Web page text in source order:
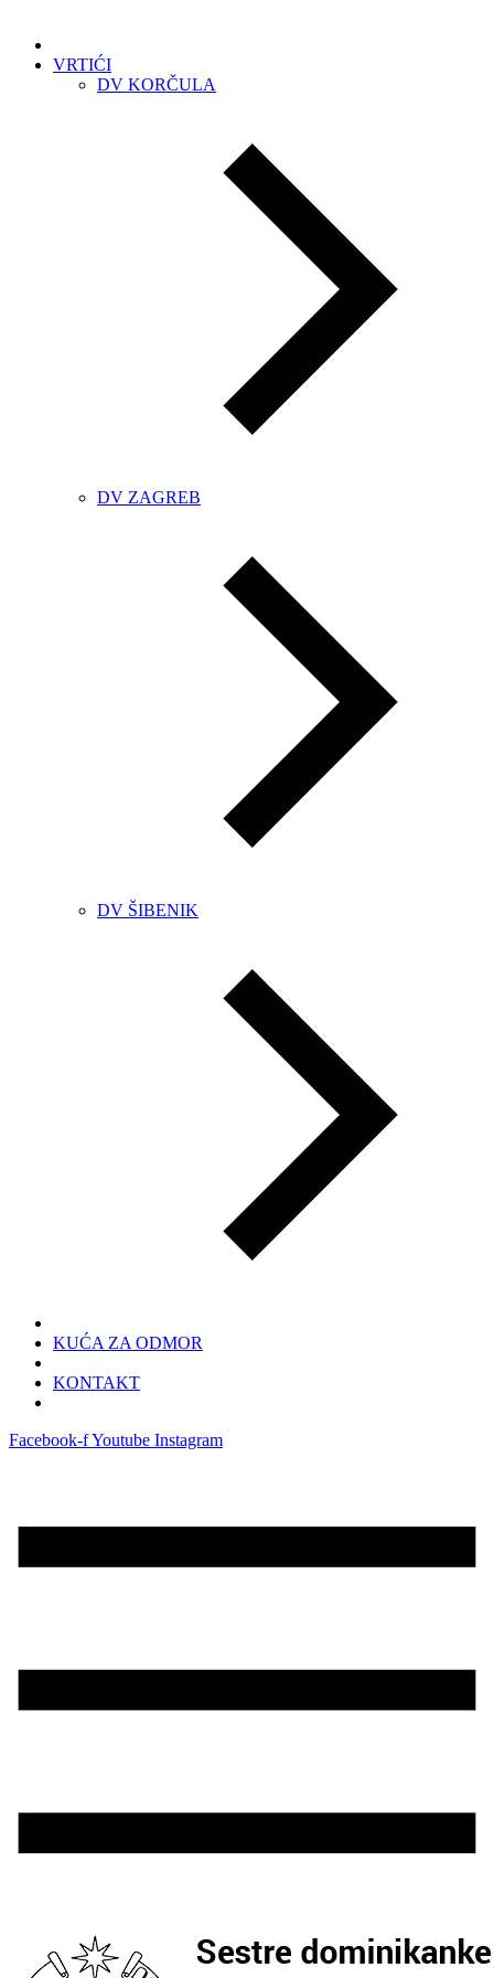
VRTIĆI
DV KORČULA
DV ZAGREB
DV ŠIBENIK
KUĆA ZA ODMOR
KONTAKT
Facebook-fYoutube Instagram